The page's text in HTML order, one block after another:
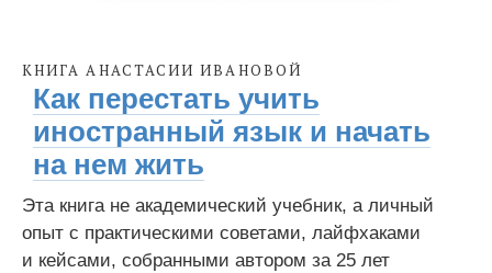
КНИГА АНАСТАСИИ ИВАНОВОЙ
Как перестать учить
иностранный язык и начать
на нем жить
Эта книга не академический учебник, а личный
опыт с практическими советами, лайфхаками
и кейсами, собранными автором за 25 лет